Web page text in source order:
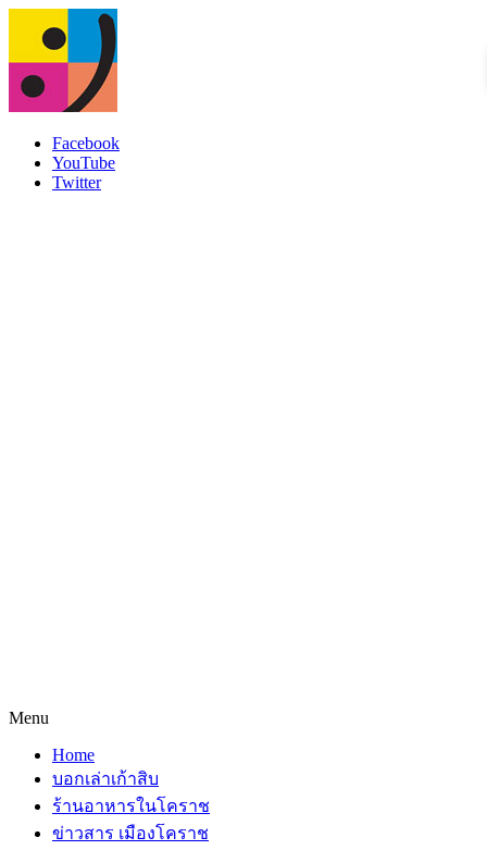
Facebook
YouTube
Twitter
Menu
Home
บอกเล่าเก้าสิบ
ร้านอาหารในโคราช
ข่าวสาร เมืองโคราช